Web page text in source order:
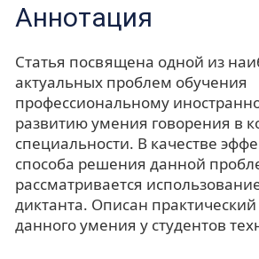
Аннотация
Статья посвящена одной из
актуальных проблем обучения
профессиональному
развитию умения говорения в
специальности. В качестве
способа решения данной
рассматривается
диктанта. Описан
данного умения у студентов